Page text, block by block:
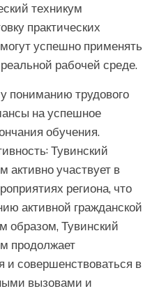
техникум
практических
успешно применять
рабочей среде.
пониманию трудового
на успешное
обучения.
Тувинский
активно участвует в
региона, что
активной гражданской
образом, Тувинский
продолжает
и совершенствоваться в
вызовами и